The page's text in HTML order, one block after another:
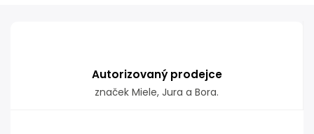
Autorizovaný prodejce
značek Miele, Jura a Bora.